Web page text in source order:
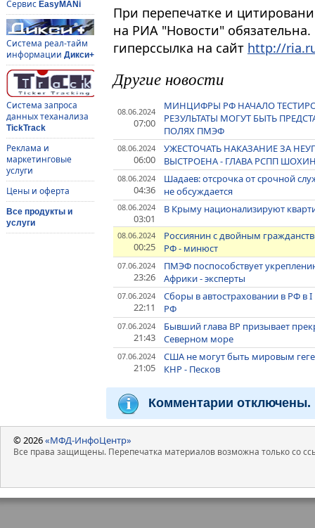
Сервис EasyMANi
Система реал-тайм
информации Дикси+
Система запроса
данных теханализа
TickTrack
Реклама и
маркетинговые
услуги
Цены и оферта
Все продукты и
услуги
При перепечатке и
на РИА "Новости"
гиперссылка на сайт http://
Другие новости
08.06.2024
07:00
МИНЦИФРЫ РФ НАЧАЛО
РЕЗУЛЬТАТЫ МОГУТ БЫТЬ
ПОЛЯХ ПМЭФ
08.06.2024
06:00
УЖЕСТОЧАТЬ НАКАЗАНИЕ ЗА
ВЫСТРОЕНА - ГЛАВА РСПП
08.06.2024
04:36
Шадаев: отсрочка от срочной
не обсуждается
08.06.2024
03:01
В Крыму национализируют
08.06.2024
00:25
Россиянин с двойным
РФ - минюст
07.06.2024
23:26
ПМЭФ поспособствует
Африки - эксперты
07.06.2024
22:11
Сборы в автостраховании в РФ в
РФ
07.06.2024
21:43
Бывший глава BP призывает
Северном море
07.06.2024
21:05
США не могут быть мировым
КНР - Песков
Комментарии отключены.
© 2026«МФД-ИнфоЦентр»
Все права защищены. Перепечатка материалов возможна только со